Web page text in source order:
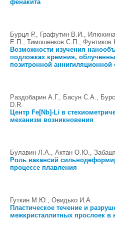
фенакита
Бурцл Р., Графутин В.И.,
Е.П., Тимошенков С.П.,
Возможности изучения
подложках кремния,
позитронной аннигиляционной
Раздобарин А.Г., Басун С.А.,
D.R.
Центр Fe[Nb]-Li в
механизм возникновения
Булавин Л.А., Актан О.Ю.,
Роль вакансий
процессе плавления
Гуткин М.Ю., Овидько И.А.
Пластическое течение и
межкристаллитных прослоек в